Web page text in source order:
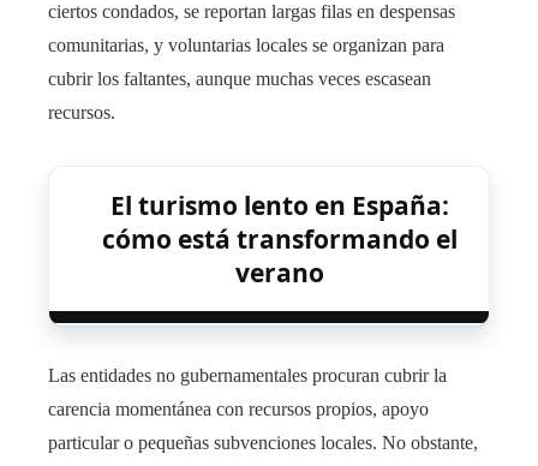
ciertos condados, se reportan largas filas en despensas
comunitarias, y voluntarias locales se organizan para
cubrir los faltantes, aunque muchas veces escasean
recursos.
El turismo lento en España:
cómo está transformando el
verano
Las entidades no gubernamentales procuran cubrir la
carencia momentánea con recursos propios, apoyo
particular o pequeñas subvenciones locales. No obstante,